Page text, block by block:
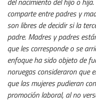
comparte entre padres y
son libres de decidir si la
padre. Madres y padres
que les corresponde o se
enfoque ha sido objeto de
noruegas consideraron que
que las mujeres pudieran
promoción laboral, al no